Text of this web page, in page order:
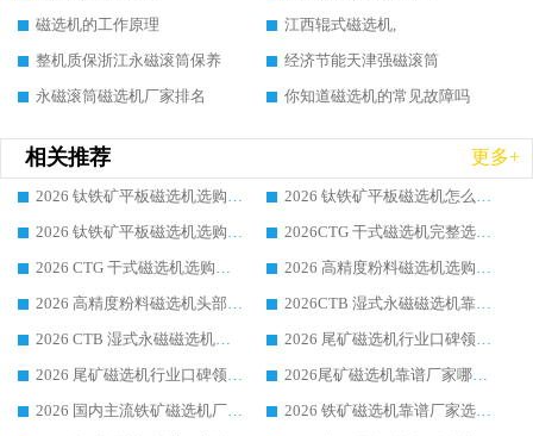
磁选机的工作原理
江西辊式磁选机,
整机质保浙江永磁滚筒保养
经济节能天津强磁滚筒
永磁滚筒磁选机厂家排名
你知道磁选机的常见故障吗
相关推荐 更多+
2026 钛铁矿平板磁选机选购全攻略 市场公认优质品牌厂家实力排行榜
2026 钛铁矿平板磁选机怎么选 靠谱生产企业实力排行榜选购参考攻略
2026 钛铁矿平板磁选机选购指南 行业口碑优选品牌生产企业实力排行榜
2026CTG 干式磁选机完整选购指南 行业口碑顶尖靠谱生产龙头厂家实力推荐
2026 CTG 干式磁选机选购指南|行业口碑靠谱生产厂家领域强者推荐
2026 高精度粉料磁选机选购全攻略 行业优质品牌华体会手机网页版-华体会(中国) 实力深度解析
2026 高精度粉料磁选机头部厂家选购指南 行业口碑靠谱品牌推荐 领域强者华体会手机网页版-华体会(中国) 解析
2026CTB 湿式永磁磁选机靠谱厂家实力排行榜 铁矿选矿设备采购全流程选购指南
2026 CTB 湿式永磁磁选机选购指南|行业口碑良好品牌推荐，领域强者华体会手机网页版-华体会(中国)
2026 尾矿磁选机行业口碑领域强者，源头直供国内主流厂家华体会手机网页版-华体会(中国) 一站式服务
2026 尾矿磁选机行业口碑领域强者，源头直供国内主流厂家华体会手机网页版-华体会(中国) 一站式服务
2026尾矿磁选机靠谱厂家哪家好 行业口碑领域强者华体会手机网页版-华体会(中国) 推荐
2026 国内主流铁矿磁选机厂家选购指南|行业口碑好品牌推荐，领域强者华体会手机网页版-华体会(中国)
2026 铁矿磁选机靠谱厂家选购全攻略 行业标杆华体会手机网页版-华体会(中国) 设备性价比出众